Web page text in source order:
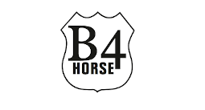
Hauptinhalt springen
Zur Suche springen
Zur Hauptnavigation springen